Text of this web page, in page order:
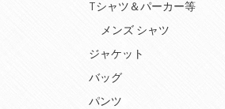
Tシャツ＆パーカー等
メンズ シャツ
ジャケット
バッグ
パンツ